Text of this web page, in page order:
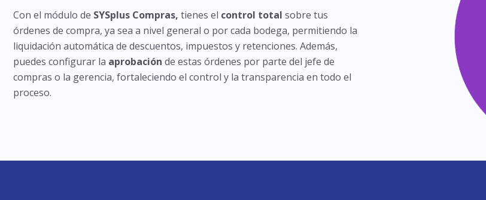
Con el módulo de SYSplus Compras, tienes el control total sobre tus
órdenes de compra, ya sea a nivel general o por cada bodega, permitiendo la
liquidación automática de descuentos, impuestos y retenciones. Además,
puedes configurar la aprobación de estas órdenes por parte del jefe de
compras o la gerencia, fortaleciendo el control y la transparencia en todo el
proceso.